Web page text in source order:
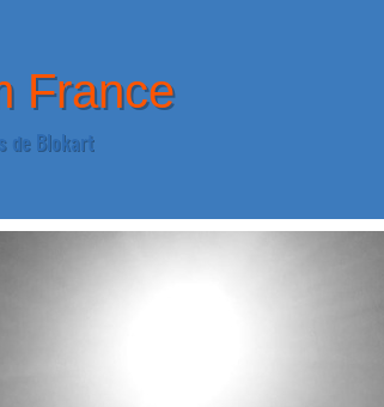
France
de Blokart